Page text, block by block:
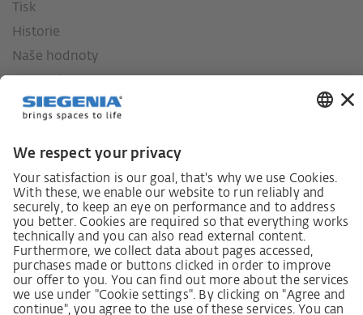
Tisk
Historie
Naše hodnoty
Zákon o náležité péči dodavatelského řetězce
Lieferantenkodex
Grundsatzerklärung Menschenrechtsstrategie
Beschwerdeverfahren